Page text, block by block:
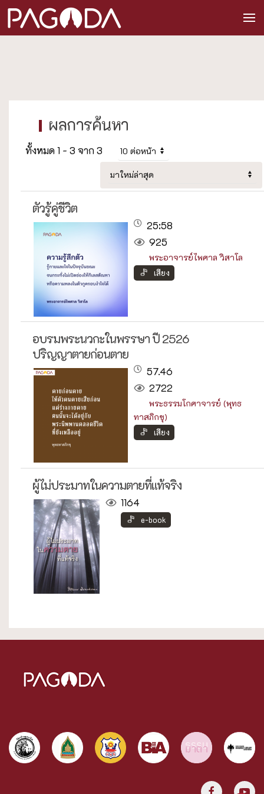
ทั้งหมด 1 - 3 จาก 3
ตัวรู้คู่ชีวิต
25:58
925
พระอาจารย์ไพศาล วิสาโล
เสียง
อบรมพระนวกะในพรรษา ปี 2526
ปริญญาตายก่อนตาย
57.46
2722
พระธรรมโกศาจารย์ (พุทธ
ทาสภิกขุ)
เสียง
ผู้ไม่ประมาทในความตายที่แท้จริง
1164
e-book